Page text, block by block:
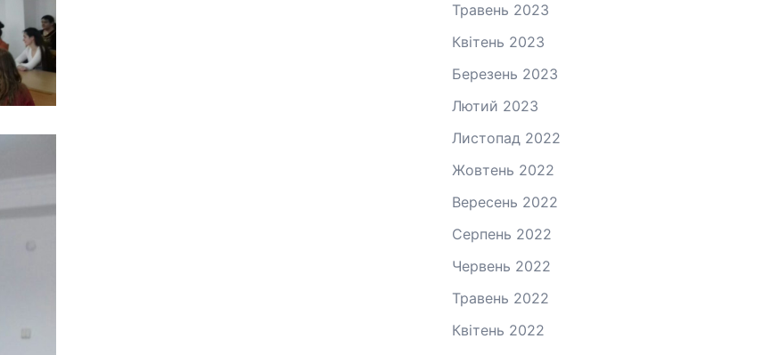
Травень 2023
Квітень 2023
Березень 2023
Лютий 2023
Листопад 2022
Жовтень 2022
Вересень 2022
Серпень 2022
Червень 2022
Травень 2022
Квітень 2022